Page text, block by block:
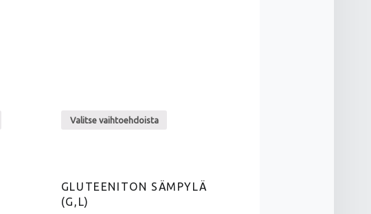
Valitse vaihtoehdoista
GLUTEENITON SÄMPYLÄ
(G,L)